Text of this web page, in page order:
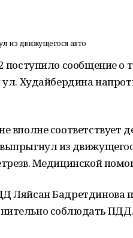
из движущегося авто
поступило сообщение о
ул. Худайбердина
вполне соответствует
из
Медицинской
Ляйсан Бадретдинова
соблюдать ПДД.